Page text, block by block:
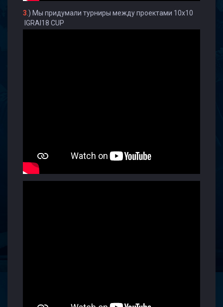
3 .) Мы придумали турниры между проектами 10х10
IGRAI18 CUP